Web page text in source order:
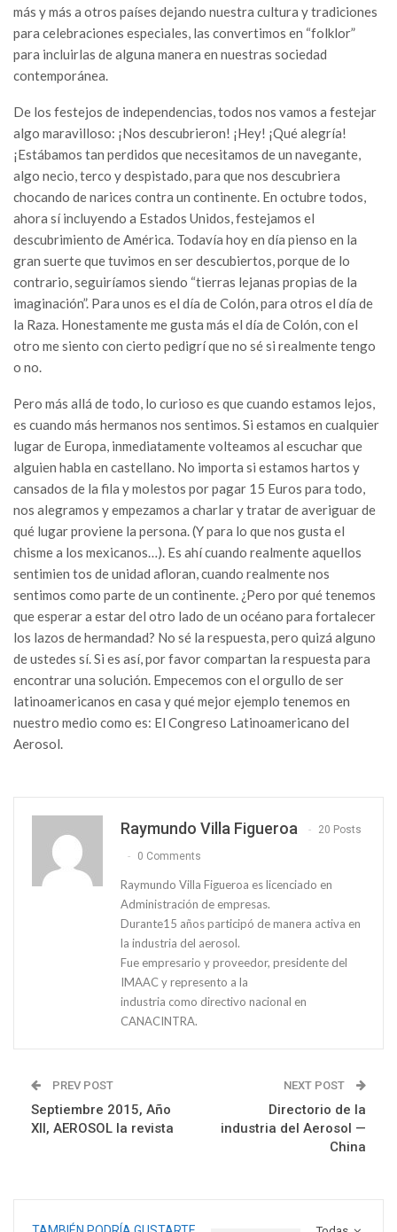
más y más a otros países dejando nuestra cultura y tradiciones
para celebraciones especiales, las convertimos en “folklor”
para incluirlas de alguna manera en nuestras sociedad
contemporánea.
De los festejos de independencias, todos nos vamos a festejar
algo maravilloso: ¡Nos descubrieron! ¡Hey! ¡Qué alegría!
¡Estábamos tan perdidos que necesitamos de un navegante,
algo necio, terco y despistado, para que nos descubriera
chocando de narices contra un continente. En octubre todos,
ahora sí incluyendo a Estados Unidos, festejamos el
descubrimiento de América. Todavía hoy en día pienso en la
gran suerte que tuvimos en ser descubiertos, porque de lo
contrario, seguiríamos siendo “tierras lejanas propias de la
imaginación”. Para unos es el día de Colón, para otros el día de
la Raza. Honestamente me gusta más el día de Colón, con el
otro me siento con cierto pedigrí que no sé si realmente tengo
o no.
Pero más allá de todo, lo curioso es que cuando estamos lejos,
es cuando más hermanos nos sentimos. Si estamos en cualquier
lugar de Europa, inmediatamente volteamos al escuchar que
alguien habla en castellano. No importa si estamos hartos y
cansados de la fila y molestos por pagar 15 Euros para todo,
nos alegramos y empezamos a charlar y tratar de averiguar de
qué lugar proviene la persona. (Y para lo que nos gusta el
chisme a los mexicanos…). Es ahí cuando realmente aquellos
sentimien tos de unidad afloran, cuando realmente nos
sentimos como parte de un continente. ¿Pero por qué tenemos
que esperar a estar del otro lado de un océano para fortalecer
los lazos de hermandad? No sé la respuesta, pero quizá alguno
de ustedes sí. Si es así, por favor compartan la respuesta para
encontrar una solución. Empecemos con el orgullo de ser
latinoamericanos en casa y qué mejor ejemplo tenemos en
nuestro medio como es: El Congreso Latinoamericano del
Aerosol.
Raymundo Villa Figueroa 20 Posts
0 Comments
Raymundo Villa Figueroa es licenciado en
Administración de empresas.
Durante15 años participó de manera activa en
la industria del aerosol.
Fue empresario y proveedor, presidente del
IMAAC y represento a la
industria como directivo nacional en
CANACINTRA.
PREV POST
Septiembre 2015, Año
XII, AEROSOL la revista
NEXT POST
Directorio de la
industria del Aerosol —
China